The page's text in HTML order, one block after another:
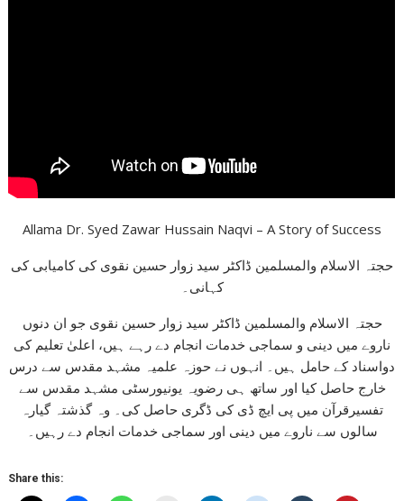
Allama Dr. Syed Zawar Hussain Naqvi – A Story of Success
حجتہ الاسلام والمسلمین ڈاکٹر سید زوار حسین نقوی کی کامیابی کی
کہانی۔
حجتہ الاسلام والمسلمین ڈاکٹر سید زوار حسین نقوی جو ان دنوں
ناروے میں دینی و سماجی خدمات انجام دے رہے ہیں، اعلیٰ تعلیم کی
دواسناد کے حامل ہیں۔ انہوں نے حوزہ علمیہ مشہد مقدس سے درس
خارج حاصل کیا اور ساتھ ہی رضویہ یونیورسٹی مشہد مقدس سے
تفسیرقرآن میں پی ایچ ڈی کی ڈگری حاصل کی۔ وہ گذشتہ گیارہ
سالوں سے ناروے میں دینی اور سماجی خدمات انجام دے رہیں۔
Share this: